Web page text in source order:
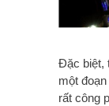
Đặc biệt,
một
rất công